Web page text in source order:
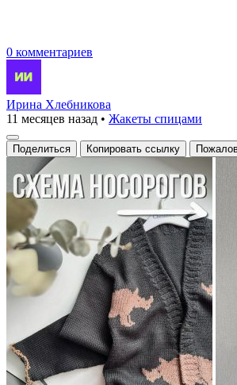
0 комментариев
Ирина Хлебникова
11 месяцев назад • Жакеты спицами
Поделиться Копировать ссылку